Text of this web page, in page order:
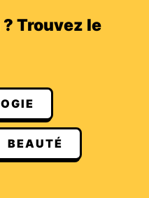
Trouvez le
BEAUTÉ